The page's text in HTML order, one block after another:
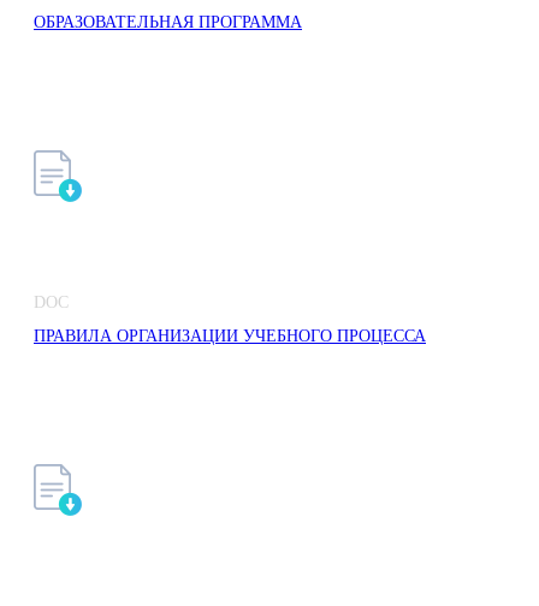
ОБРАЗОВАТЕЛЬНАЯ ПРОГРАММА
DOC
ПРАВИЛА ОРГАНИЗАЦИИ УЧЕБНОГО ПРОЦЕССА